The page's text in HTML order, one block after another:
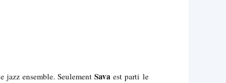
jazz ensemble. SeulementSava est parti le